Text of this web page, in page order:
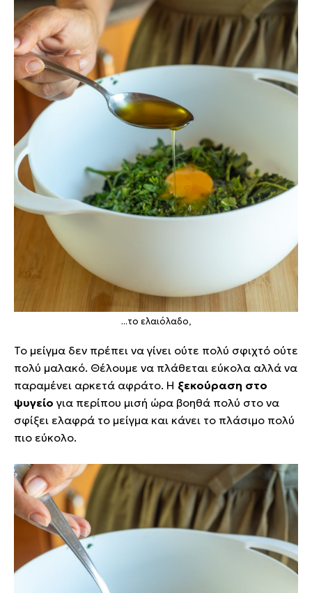
...το ελαιόλαδο,
Το μείγμα δεν πρέπει να γίνει ούτε πολύ σφιχτό ούτε
πολύ μαλακό. Θέλουμε να πλάθεται εύκολα αλλά να
παραμένει αρκετά αφράτο. Η ξεκούραση στο
ψυγείο για περίπου μισή ώρα βοηθά πολύ στο να
σφίξει ελαφρά το μείγμα και κάνει το πλάσιμο πολύ
πιο εύκολο.